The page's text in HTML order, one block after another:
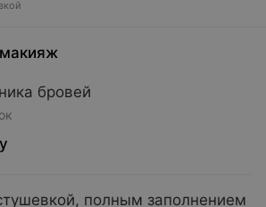
бровей
полным заполнением